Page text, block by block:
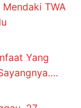
Mendaki TWA
Yang